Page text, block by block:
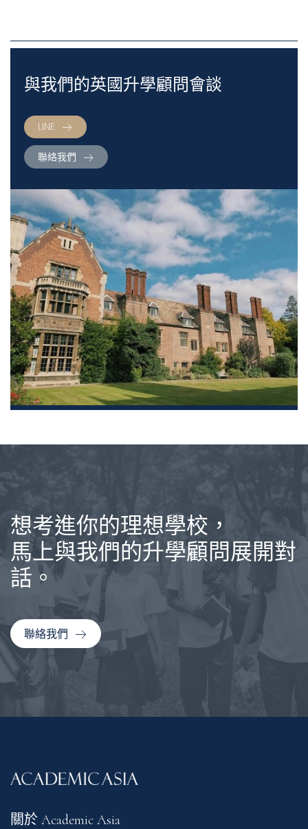
與我們的英國升學顧問會談
LINE
聯絡我們
想考進你的理想學校，
馬上與我們的升學顧問展開對
話。
聯絡我們
關於 Academic Asia